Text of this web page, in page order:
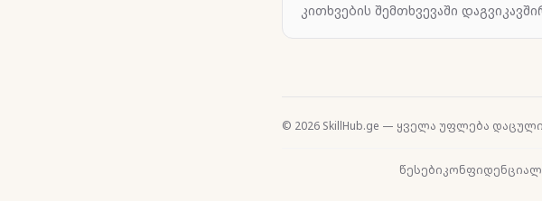
კითხვების შემთხვევაში
© 2026 SkillHub.ge — ყველა უფლება
წესები